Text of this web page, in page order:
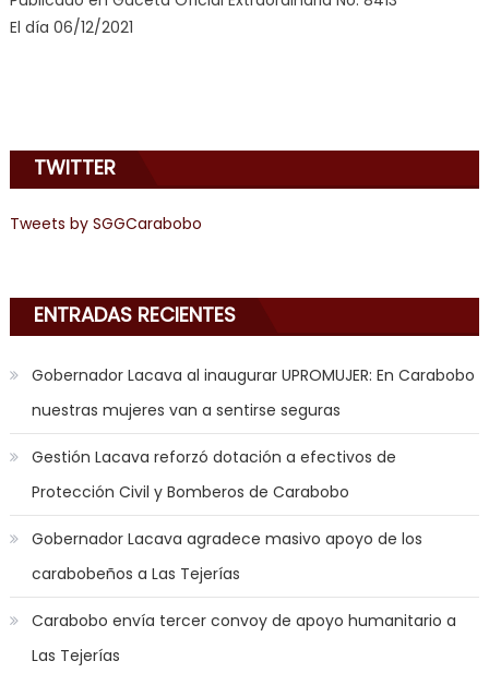
doido ,
about
joys
of
i
am
the
mood
to
play
jerk
off
game
with
you
El día 06/12/2021
TWITTER
Tweets by SGGCarabobo
ENTRADAS RECIENTES
Gobernador Lacava al inaugurar UPROMUJER: En Carabobo
nuestras mujeres van a sentirse seguras
Gestión Lacava reforzó dotación a efectivos de
Protección Civil y Bomberos de Carabobo
Gobernador Lacava agradece masivo apoyo de los
carabobeños a Las Tejerías
Carabobo envía tercer convoy de apoyo humanitario a
Las Tejerías